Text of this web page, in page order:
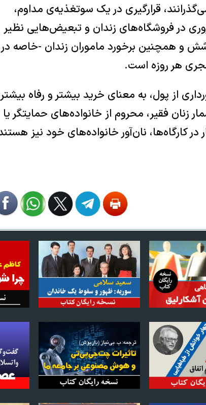
قرارگیری در یک سوتغذیه‌ی مداوم،
در فروشگاه‌های زندان و تبعیض‌هایی نظیر
و همچنین برخورد ماموران زندان -خاصه در
هر روزه است.
از پول، به معنای خرید بیشتر و رفاه بیشتر
فقیر، محروم از خانواده‌های حمایتگر یا